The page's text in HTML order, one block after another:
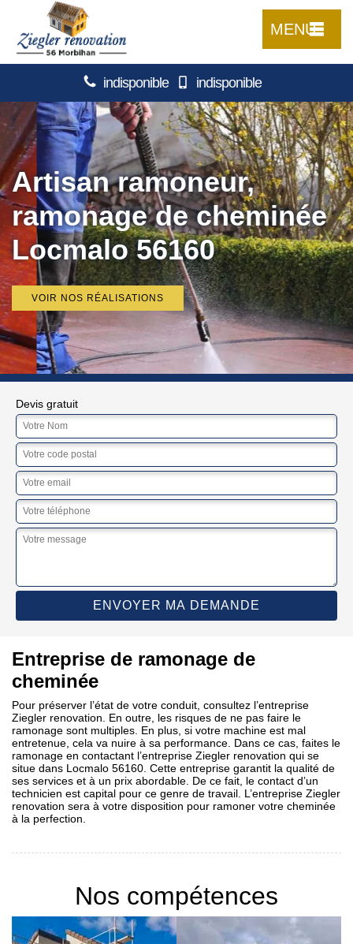
MENU
indisponible indisponible
Artisan ramoneur,
ramonage de cheminée
Locmalo 56160
VOIR NOS RÉALISATIONS
Devis gratuit
Entreprise de ramonage de
cheminée
Pour préserver l’état de votre conduit, consultez l’entreprise
Ziegler renovation. En outre, les risques de ne pas faire le
ramonage sont multiples. En plus, si votre machine est mal
entretenue, cela va nuire à sa performance. Dans ce cas, faites le
ramonage en contactant l’entreprise Ziegler renovation qui se
situe dans Locmalo 56160. Cette entreprise garantit la qualité de
ses services et à un prix abordable. De ce fait, le contact d’un
technicien est capital pour ce genre de travail. L’entreprise Ziegler
renovation sera à votre disposition pour ramoner votre cheminée
à la perfection.
Nos compétences